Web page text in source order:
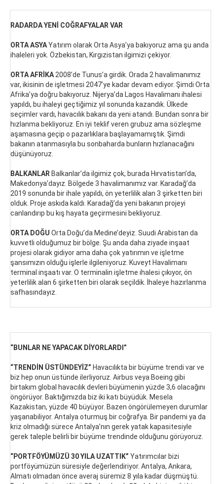
RADARDA YENİ COĞRAFYALAR VAR
ORTA ASYAYatırım olarak Orta Asya’ya bakıyoruz ama şu anda
ihaleleri yok. Özbekistan, Kırgızistan ilgimizi çekiyor.
ORTA AFRİKA 2008’de Tunus’a girdik. Orada 2 havalimanımız
var, ikisinin de işletmesi 2047’ye kadar devam ediyor. Şimdi Orta
Afrika’ya doğru bakıyoruz. Nijerya’da Lagos Havalimanı ihalesi
yapıldı, bu ihaleyi geçtiğimiz yıl sonunda kazandık. Ülkede
seçimler vardı, havacılık bakanı da yeni atandı. Bundan sonra bir
hızlanma bekliyoruz. En iyi teklif veren grubuz ama sözleşme
aşamasına geçip o pazarlıklara başlayamamıştık. Şimdi
bakanın atanmasıyla bu sonbaharda bunların hızlanacağını
düşünüyoruz.
BALKANLAR Balkanlar’da ilgimiz çok, burada Hırvatistan’da,
Makedonya’dayız. Bölgede 3 havalimanımız var. Karadağ’da
2019 sonunda bir ihale yapıldı, ön yeterlilik alan 3 şirketten biri
olduk. Proje askıda kaldı. Karadağ’da yeni bakanın projeyi
canlandırıp bu kış hayata geçirmesini bekliyoruz.
ORTA DOĞU Orta Doğu’da Medine’deyiz. Suudi Arabistan da
kuvvetli olduğumuz bir bölge. Şu anda daha ziyade inşaat
projesi olarak gidiyor ama daha çok yatırımın ve işletme
şansımızın olduğu işlerle ilgileniyoruz. Kuveyt Havalimanı
terminal inşaatı var. O terminalin işletme ihalesi çıkıyor, ön
yeterlilik alan 6 şirketten biri olarak seçildik. İhaleye hazırlanma
safhasındayız.
“BUNLAR NE YAPACAK DİYORLARDI”
“TRENDİN ÜSTÜNDEYİZ” Havacılıkta bir büyüme trendi var ve
biz hep onun üstünde ilerliyoruz. Airbus veya Boeing gibi
birtakım global havacılık devleri büyümenin yüzde 3,6 olacağını
öngörüyor. Baktığımızda biz iki katı büyüdük. Mesela
Kazakistan, yüzde 40 büyüyor. Bazen öngörülemeyen durumlar
yaşanabiliyor. Antalya oturmuş bir coğrafya. Bir pandemi ya da
kriz olmadığı sürece Antalya’nın gerek yatak kapasitesiyle
gerek taleple belirli bir büyüme trendinde olduğunu görüyoruz.
“PORTFÖYÜMÜZÜ 30 YILA UZATTIK” Yatırımcılar bizi
portföyümüzün süresiyle değerlendiriyor. Antalya, Ankara,
Almatı olmadan önce averaj süremiz 8 yıla kadar düşmüştü.